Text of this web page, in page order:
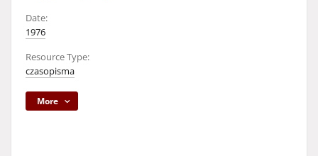
Date:
1976
Resource Type:
czasopisma
More